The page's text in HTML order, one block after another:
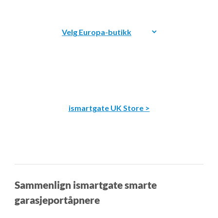
ismartgate UK Store >
Sammenlign ismartgate smarte
garasjeportåpnere